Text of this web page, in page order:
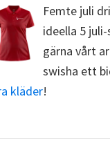
e
r
)
Femte juli
ideella 5
gärna vårt
swisha ett
kläder!